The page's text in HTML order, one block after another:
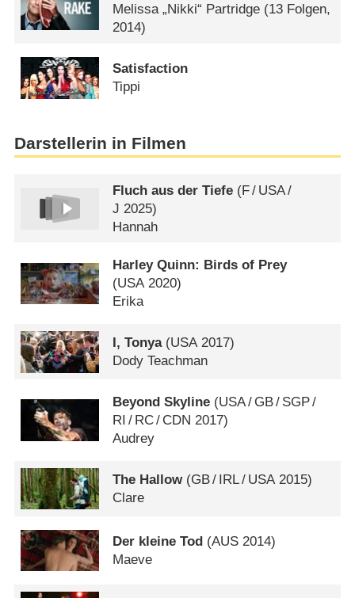
Melissa „Nikki“ Partridge (13 Folgen,
2014)
Satisfaction
Tippi
Darstellerin in Filmen
Fluch aus der Tiefe (F/ USA/
J 2025)
Hannah
Harley Quinn: Birds of Prey
(USA2020)
Erika
I, Tonya(USA2017)
Dody Teachman
Beyond Skyline (USA/ GB/ SGP/
RI / RC/ CDN 2017)
Audrey
The Hallow (GB/ IRL/ USA2015)
Clare
Der kleine Tod (AUS 2014)
Maeve